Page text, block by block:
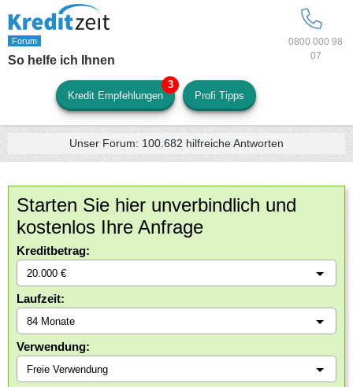
0800 000 98
07
So helfe ich Ihnen
Kredit Empfehlungen Profi Tipps
Unser Forum: 100.682 hilfreiche Antworten
Starten Sie hier unverbindlich und
kostenlos Ihre Anfrage
Kreditbetrag:
Laufzeit:
Verwendung: